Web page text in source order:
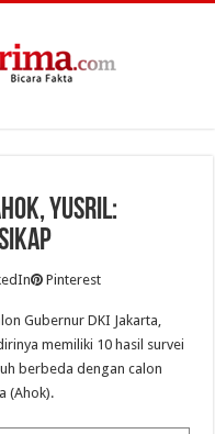
Yusril:
Pinterest
Gubernur DKI Jakarta,
memiliki 10 hasil survei
berbeda dengan calon
(Ahok).